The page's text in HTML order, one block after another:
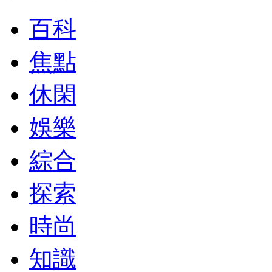
百科
焦點
休閑
娛樂
綜合
探索
時尚
知識